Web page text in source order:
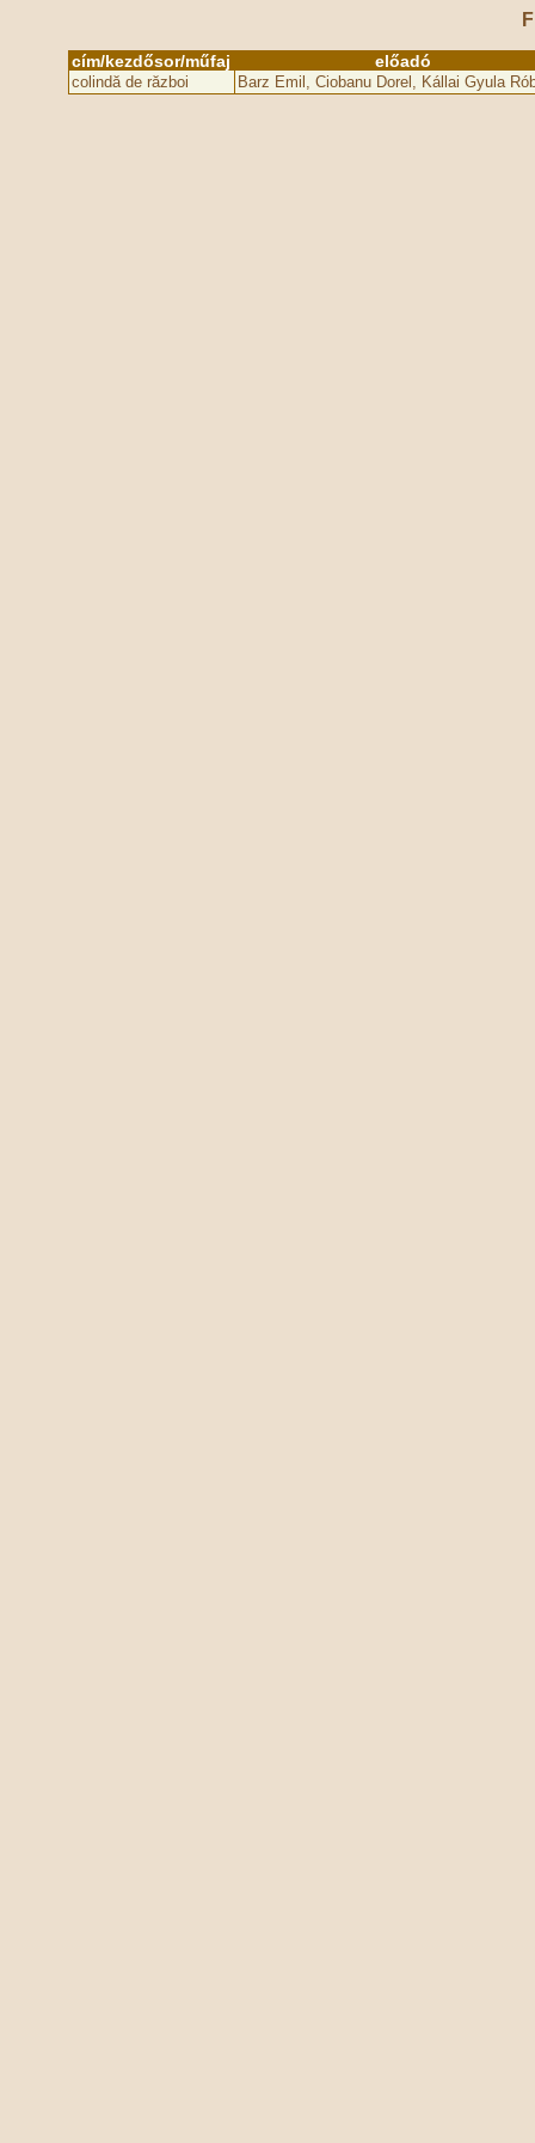
cím/kezdősor/műfaj előadó
colindă de război Barz Emil, Ciobanu Dorel, Kállai Gyula